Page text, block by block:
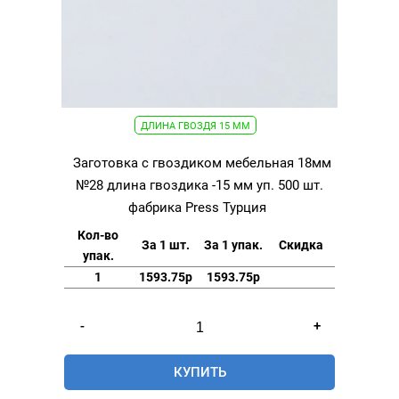
ДЛИНА ГВОЗДЯ 15 ММ
Заготовка с гвоздиком мебельная 18мм
№28 длина гвоздика -15 мм уп. 500 шт.
фабрика Press Турция
Кол-во
упак.
За 1 шт. За 1 упак. Скидка
1 1593.75р 1593.75р
-
товара
Заготовка
+
КУПИТЬ